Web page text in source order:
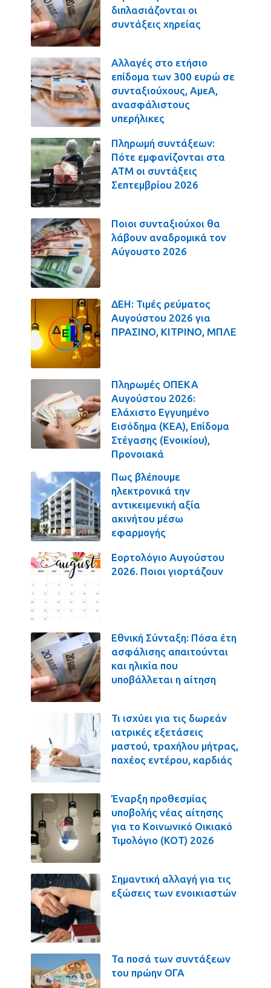
διπλασιάζονται οι
συντάξεις χηρείας
Αλλαγές στο ετήσιο
επίδομα των 300 ευρώ σε
συνταξιούχους, ΑμεΑ,
ανασφάλιστους
υπερήλικες
Πληρωμή συντάξεων:
Πότε εμφανίζονται στα
ΑΤΜ οι συντάξεις
Σεπτεμβρίου 2026
Ποιοι συνταξιούχοι θα
λάβουν αναδρομικά τον
Αύγουστο 2026
ΔΕΗ: Τιμές ρεύματος
Αυγούστου 2026 για
ΠΡΑΣΙΝΟ, ΚΙΤΡΙΝΟ, ΜΠΛΕ
Πληρωμές ΟΠΕΚΑ
Αυγούστου 2026:
Ελάχιστο Εγγυημένο
Εισόδημα (ΚΕΑ), Επίδομα
Στέγασης (Ενοικίου),
Προνοιακά
Πως βλέπουμε
ηλεκτρονικά την
αντικειμενική αξία
ακινήτου μέσω
εφαρμογής
Εορτολόγιο Αυγούστου
2026. Ποιοι γιορτάζουν
Εθνική Σύνταξη: Πόσα έτη
ασφάλισης απαιτούνται
και ηλικία που
υποβάλλεται η αίτηση
Τι ισχύει για τις δωρεάν
ιατρικές εξετάσεις
μαστού, τραχήλου μήτρας,
παχέος εντέρου, καρδιάς
Έναρξη προθεσμίας
υποβολής νέας αίτησης
για το Κοινωνικό Οικιακό
Τιμολόγιο (ΚΟΤ) 2026
Σημαντική αλλαγή για τις
εξώσεις των ενοικιαστών
Τα ποσά των συντάξεων
του πρώην ΟΓΑ